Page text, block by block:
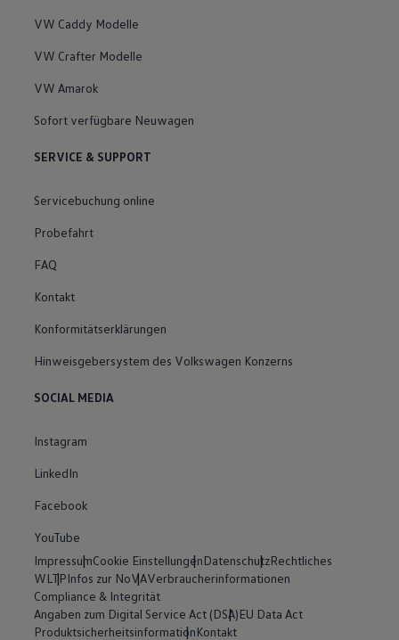
VW Caddy Modelle
VW Crafter Modelle
VW Amarok
Sofort verfügbare Neuwagen
SERVICE & SUPPORT
Servicebuchung online
Probefahrt
FAQ
Kontakt
Konformitätserklärungen
Hinweisgebersystem des Volkswagen Konzerns
SOCIAL MEDIA
Instagram
LinkedIn
Facebook
YouTube
ImpressumCookie EinstellungenDatenschutzRechtliches
WLTPInfos zur NoVAVerbraucherinformationen
Compliance & Integrität
Angaben zum Digital Service Act (DSA)EU Data Act
ProduktsicherheitsinformationKontakt